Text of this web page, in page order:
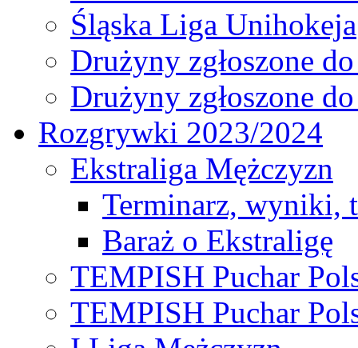
Śląska Liga Unihokeja
Drużyny zgłoszone
Drużyny zgłoszone
Rozgrywki 2023/2024
Ekstraliga Mężczyzn
Terminarz, wyniki,
Baraż o Ekstraligę
TEMPISH Puchar
TEMPISH Puchar